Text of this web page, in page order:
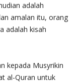
adalah
amalan itu, orang
adalah kisah
kepada Musyrikin
al-Quran untuk